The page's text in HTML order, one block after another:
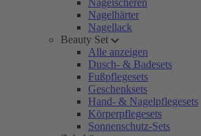
Nagelscheren
Nagelhärter
Nagellack
Beauty Set
Alle anzeigen
Dusch- & Badesets
Fußpflegesets
Geschenksets
Hand- & Nagelpflegesets
Körperpflegesets
Sonnenschutz-Sets